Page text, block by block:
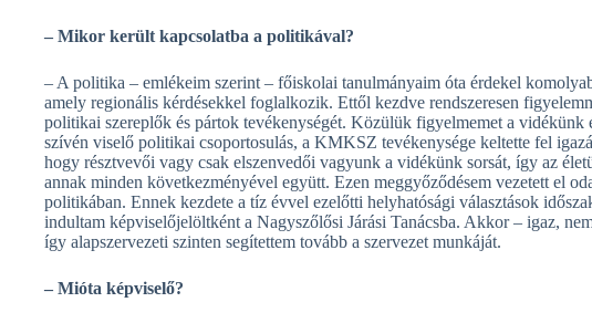
– Mikor került kapcsolatba a politikával?
– A politika – emlékeim szerint – főiskolai tanulmányaim óta érdekel
amely regionális kérdésekkel foglalkozik. Ettől kezdve rendszeresen
politikai szereplők és pártok tevékenységét. Közülük figyelmemet a vidékünk
szívén viselő politikai csoportosulás, a KMKSZ tevékenysége keltette fel
hogy résztvevői vagy csak elszenvedői vagyunk a vidékünk sorsát, így az
annak minden következményével együtt. Ezen meggyőződésem vezetett el
politikában. Ennek kezdete a tíz évvel ezelőtti helyhatósági választások
indultam képviselőjelöltként a Nagyszőlősi Járási Tanácsba. Akkor – igaz,
így alapszervezeti szinten segítettem tovább a szervezet munkáját.
– Mióta képviselő?